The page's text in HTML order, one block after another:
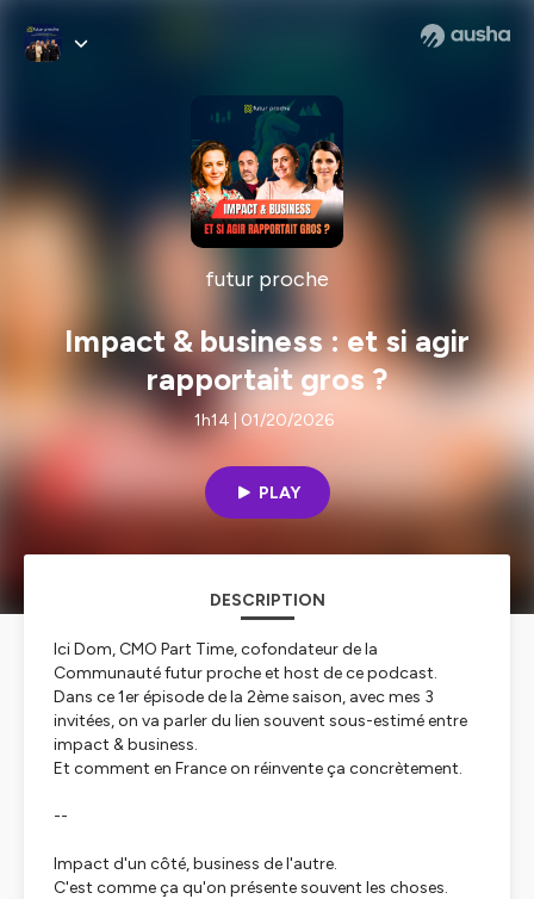
futur proche
Impact & business : et si agir
rapportait gros ?
1h14 | 01/20/2026
PLAY
DESCRIPTION
Ici Dom, CMO Part Time, cofondateur de la
Communauté futur proche et host de ce podcast.
Dans ce 1er épisode de la 2ème saison, avec mes 3
invitées, on va parler du lien souvent sous-estimé entre
impact & business.
Et comment en France on réinvente ça concrètement.
--
Impact d'un côté, business de l'autre.
C'est comme ça qu'on présente souvent les choses.